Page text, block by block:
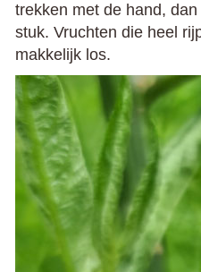
trekken met de hand,
stuk. Vruchten die heel
makkelijk los.